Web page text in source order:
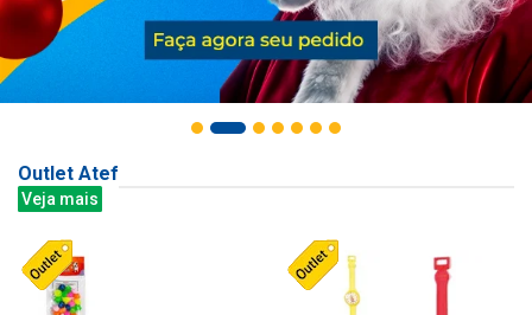
Outlet Atef
Veja mais